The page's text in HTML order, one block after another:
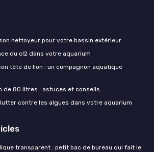
nettoyeur pour votre bassin extérieur
du cl2 dans votre aquarium
tête de lion : un compagnon aquatique
de 80 litres : astuces et conseils
contre les algues dans votre aquarium
transparent : petit bac de bureau qui fait le